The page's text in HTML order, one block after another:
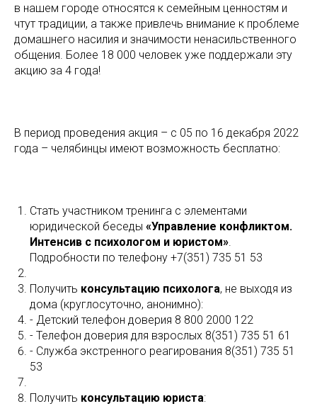
в нашем городе относятся к семейным ценностям и
чтут традиции, а также привлечь внимание к проблеме
домашнего насилия и значимости ненасильственного
общения. Более 18 000 человек уже поддержали эту
акцию за 4 года!
В период проведения акция – с 05 по 16 декабря 2022
года – челябинцы имеют возможность бесплатно:
Стать участником тренинга с элементами
юридической беседы «Управление конфликтом.
Интенсив с психологом и юристом».
Подробности по телефону +7(351) 735 51 53
Получить консультацию психолога, не выходя из
дома (круглосуточно, анонимно):
- Детский телефон доверия 8 800 2000 122
- Телефон доверия для взрослых 8(351) 735 51 61
- Служба экстренного реагирования 8(351) 735 51
53
Получить консультацию юриста: